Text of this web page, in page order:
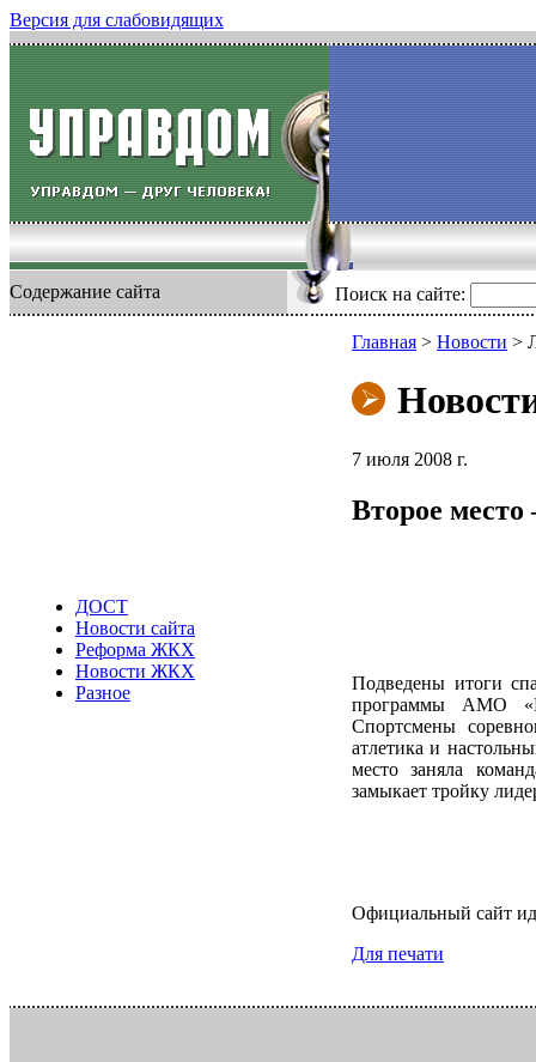
Версия для слабовидящих
Содержание сайта Поиск на сайте:
ДОСТ
Новости сайта
Реформа ЖКХ
Новости ЖКХ
Разное
Главная > Новости >
7 июля 2008 г.
Второе
Подведены итоги
программы АМО
Спортсмены
атлетика и
место заняла
замыкает тройку
Официальный сайт
Для печати